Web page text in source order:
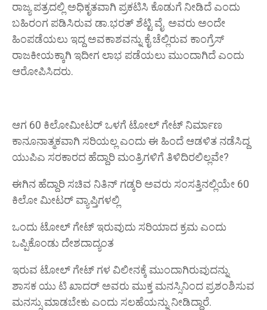
ರಾಜ್ಯ ಪತ್ರದಲ್ಲಿ ಅಧಿಕೃತವಾಗಿ ಪ್ರಕಟಿಸಿ ಕೊಡುಗೆ ನೀಡಿದೆ ಎಂದು
ಬಹಿರಂಗ ಪಡಿಸಿರುವ ಡಾ.ಭರತ್ ಶೆಟ್ಟಿ ವೈ ಅವರು ಅಂದೇ
ಹಿಂಪಡೆಯಲು ಇದ್ದ ಅವಕಾಶವನ್ನು ಕೈ ಚೆಲ್ಲಿರುವ ಕಾಂಗ್ರೆಸ್
ರಾಜಕೀಯಕ್ಕಾಗಿ ಇದೀಗ ಲಾಭ ಪಡೆಯಲು ಮುಂದಾಗಿದೆ ಎಂದು
ಆರೋಪಿಸಿದರು.
ಆಗ 60 ಕಿಲೋಮೀಟರ್ ಒಳಗೆ ಟೋಲ್ ಗೇಟ್ ನಿರ್ಮಾಣ
ಕಾನೂನಾತ್ಮಕವಾಗಿ ಸರಿಯಲ್ಲ ಎಂದು ಈ ಹಿಂದೆ ಆಡಳಿತ ನಡೆಸಿದ್ದ
ಯುಪಿಎ ಸರಕಾರದ ಹೆದ್ದಾರಿ ಮಂತ್ರಿಗಳಿಗೆ ತಿಳಿದಿರಲಿಲ್ಲವೇ?
ಈಗಿನ ಹೆದ್ದಾರಿ ಸಚಿವ ನಿತಿನ್ ಗಡ್ಕರಿ ಅವರು ಸಂಸತ್ತಿನಲ್ಲಿಯೇ 60
ಕಿಲೋ ಮೀಟರ್ ವ್ಯಾಪ್ತಿಗಳಲ್ಲಿ
ಒಂದು ಟೋಲ್ ಗೇಟ್ ಇರುವುದು ಸರಿಯಾದ ಕ್ರಮ ಎಂದು
ಒಪ್ಪಿಕೊಂಡು ದೇಶದಾದ್ಯಂತ
ಇರುವ ಟೋಲ್ ಗೇಟ್ ಗಳ ವಿಲೀನಕ್ಕೆ ಮುಂದಾಗಿರುವುದನ್ನು
ಶಾಸಕ ಯು ಟಿ ಖಾದರ್ ಅವರು ಮುಕ್ತ ಮನಸ್ಸಿನಿಂದ ಪ್ರಶಂಶಿಸುವ
ಮನಸ್ಸು ಮಾಡಬೇಕು ಎಂದು ಸಲಹೆಯನ್ನು ನೀಡಿದ್ದಾರೆ.